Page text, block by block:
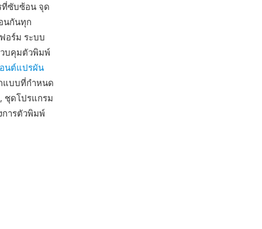
ที่ซับซ้อน จุด
นกันทุก
อร์ม ระบบ
บคุมตัวพิมพ์
นต์แปรผัน
แบบที่กำหนด
ชุดโปรแกรม
การตัวพิมพ์